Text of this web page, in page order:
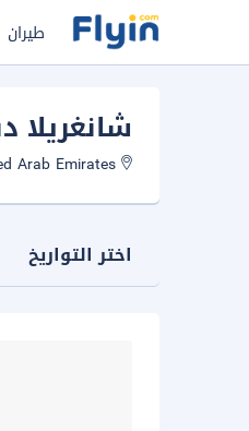
طيران
شانغريلا
اختر التواريخ